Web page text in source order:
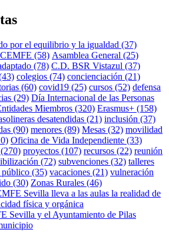
por el equilibrio y la igualdad (37)
(58) Asamblea General (25)
(78) C.D. BSR Vistazul (37)
colegios (74) concienciación (21)
(60) covid19 (25) cursos (52) defensa
(29) Día Internacional de las Personas
Miembros (320) Erasmus+ (158)
desatendidas (21) inclusión (37)
(90) menores (89) Mesas (32) movilidad
Oficina de Vida Independiente (33)
(270) proyectos (107) recursos (22) reunión
(72) subvenciones (32) talleres
público (35) vacaciones (21) vulneración
(30) Zonas Rurales (46)
Sevilla lleva a las aulas la realidad de
física y orgánica
Sevilla y el Ayuntamiento de Pilas